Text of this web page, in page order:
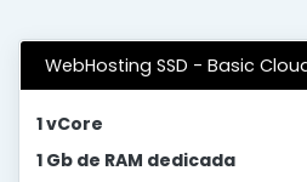
WebHosting SSD - Basic
1 vCore
1 Gb de RAM dedicada